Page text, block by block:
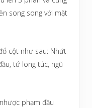
song song với mặt
như sau: Nhứt
tứ long túc, ngũ
phạm đầu